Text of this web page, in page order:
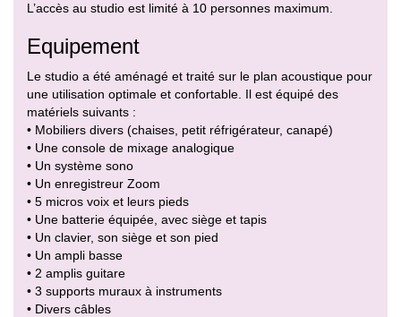
L’accès au studio est limité à 10 personnes maximum.
Equipement
Le studio a été aménagé et traité sur le plan acoustique pour
une utilisation optimale et confortable. Il est équipé des
matériels suivants :
• Mobiliers divers (chaises, petit réfrigérateur, canapé)
• Une console de mixage analogique
• Un système sono
• Un enregistreur Zoom
• 5 micros voix et leurs pieds
• Une batterie équipée, avec siège et tapis
• Un clavier, son siège et son pied
• Un ampli basse
• 2 amplis guitare
• 3 supports muraux à instruments
• Divers câbles